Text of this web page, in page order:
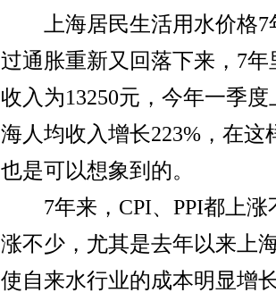
上海居民生活用水价格7
过通胀重新又回落下来，7
收入为13250元，今年一季
海人均收入增长223%，在
也是可以想象到的。
7年来，CPI、PPI都上涨
涨不少，尤其是去年以来上
使自来水行业的成本明显增